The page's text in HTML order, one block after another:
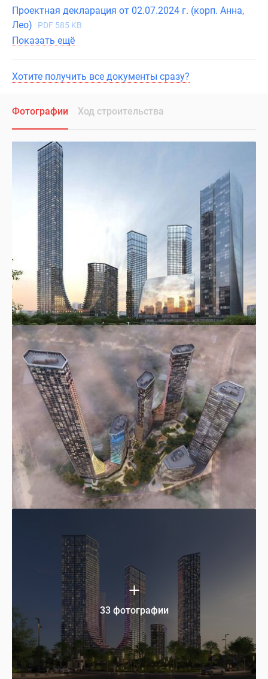
Проектная декларация от 02.07.2024 г. (корп. Анна,
Лео)
PDF 585 KB
Показать ещё
Хотите получить все документы сразу?
Фотографии Ход строительства
33 фотографии